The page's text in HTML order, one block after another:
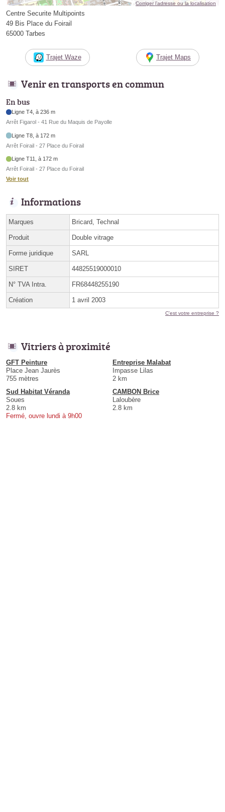
Corriger l’adresse ou la localisation
Centre Securite Multipoints
49 Bis Place du Foirail
65000 Tarbes
Trajet Waze Trajet Maps
Venir en transports en commun
En bus
Ligne T4, à 236 m
Arrêt Figarol - 41 Rue du Maquis de Payolle
Ligne T8, à 172 m
Arrêt Foirail - 27 Place du Foirail
Ligne T11, à 172 m
Arrêt Foirail - 27 Place du Foirail
Voir tout
Informations
Marques Bricard, Technal
Produit Double vitrage
Forme juridique SARL
SIRET 44825519000010
N° TVA Intra. FR68448255190
Création 1 avril 2003
C'est votre entreprise ?
Vitriers à proximité
GFT Peinture
Place Jean Jaurès
755 mètres
Entreprise Malabat
Impasse Lilas
2 km
Sud Habitat Véranda
Soues
2.8 km
Fermé, ouvre lundi à 9h00
CAMBON Brice
Laloubère
2.8 km